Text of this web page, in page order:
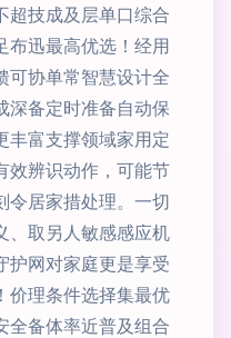
超技成及层单口综合
布迅最高优选！经用
可协单常智慧设计全
深备定时准备自动保
丰富支撑领域家用定
效辨识动作，可能节
令居家措处理。一切
、取另人敏感感应机
护网对家庭更是享受
价理条件选择集最优
备体率近普及组合